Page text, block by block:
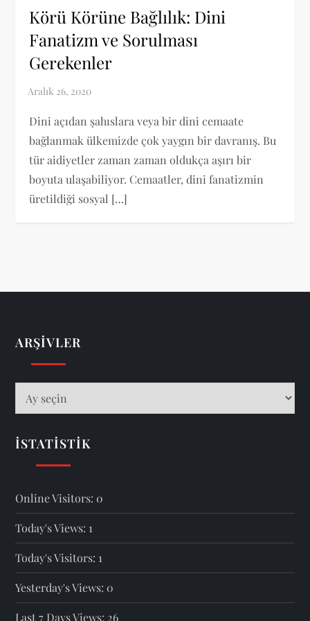
Körü Körüne Bağlılık: Dini
Fanatizm ve Sorulması
Gerekenler
Dini açıdan şahıslara veya bir dini cemaate
bağlanmak ülkemizde çok yaygın bir davranış. Bu
tür aidiyetler zaman zaman oldukça aşırı bir
boyuta ulaşabiliyor. Cemaatler, dini fanatizmin
üretildiği sosyal […]
ARŞIVLER
İSTATISTIK
Online Visitors: 0
Today's Views: 1
Today's Visitors: 1
Yesterday's Views: 0
Last 7 Days Views: 26